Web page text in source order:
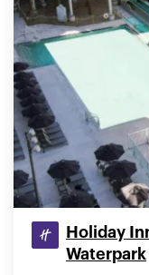
Holiday
Waterpark